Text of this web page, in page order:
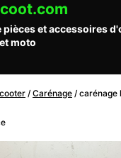
pièces et accessoires
moto
/ Carénage / carénage